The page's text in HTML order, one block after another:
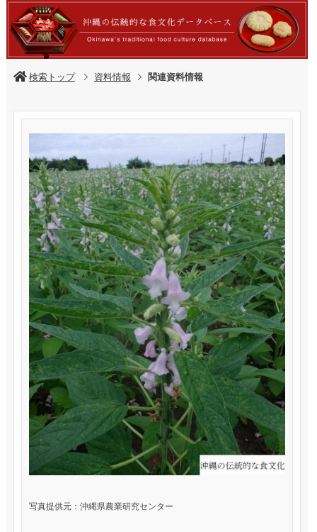
検索トップ 資料情報 関連資料情報
写真提供元：沖縄県農業研究センター